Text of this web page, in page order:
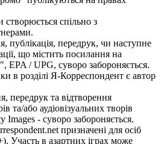
створюється спільно з
публікація, передрук, чи наступне
що містить посилання на
EPA / UPG, суворо забороняється.
в розділі Я-Корреспондент є автор
передрук та відтворення
та/або аудіовізуальних творів
Images - суворо забороняється.
призначені для осіб
Участь в азартних іграх може